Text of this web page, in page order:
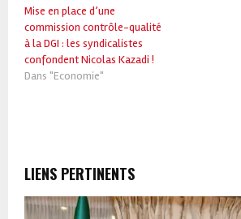
Mise en place d’une
commission contrôle-qualité
à la DGI : les syndicalistes
confondent Nicolas Kazadi !
Dans "Economie"
LIENS PERTINENTS